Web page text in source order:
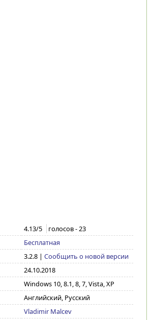
4.13/5 голосов -23
Бесплатная
3.2.8| Сообщить о новой версии
24.10.2018
Windows 10, 8.1, 8, 7, Vista, XP
Английский, Русский
Vladimir Malcev